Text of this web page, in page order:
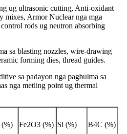
ug ultrasonic cutting, Anti-oxidant
mixes, Armor Nuclear nga mga
rods ug neutron absorbing
sa blasting nozzles, wire-drawing
forming dies, thread guides.
sa padayon nga paghulma sa
nga metling point ug thermal
(%) Fe2O3 (%) Si (%) B4C (%)